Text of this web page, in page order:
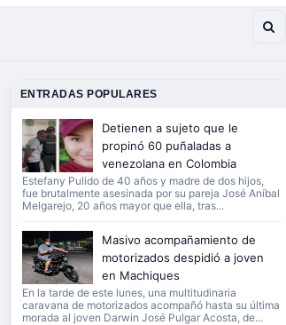
ENTRADAS POPULARES
Detienen a sujeto que le
propinó 60 puñaladas a
venezolana en Colombia
Estefany Pulido de 40 años y madre de dos hijos,
fue brutalmente asesinada por su pareja José Aníbal
Melgarejo, 20 años mayor que ella, tras...
Masivo acompañamiento de
motorizados despidió a joven
en Machiques
En la tarde de este lunes, una multitudinaria
caravana de motorizados acompañó hasta su última
morada al joven Darwin José Pulgar Acosta, de...